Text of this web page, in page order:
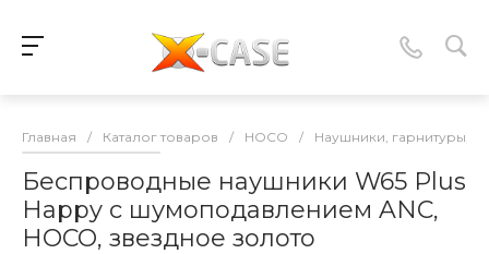
Главная / Каталог товаров / HOCO / Наушники, гарнитуры,
Беспроводные наушники W65 Plus
Happy с шумоподавлением ANC,
HOCO, звездное золото